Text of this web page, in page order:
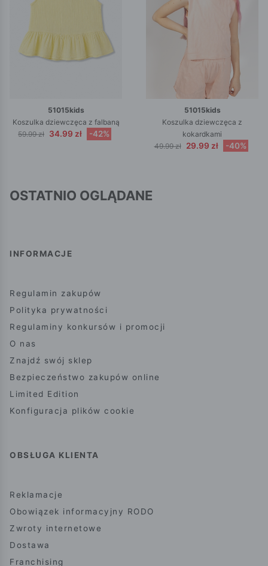
51015kids
Koszulka dziewczęca z falbaną
59.99 zł 34.99 zł -42%
51015kids
Koszulka dziewczęca z
kokardkami
49.99 zł
29.99 zł -40%
OSTATNIO OGLĄDANE
INFORMACJE
Regulamin zakupów
Polityka prywatności
Regulaminy konkursów i promocji
O nas
Znajdź swój sklep
Bezpieczeństwo zakupów online
Limited Edition
Konfiguracja plików cookie
OBSŁUGA KLIENTA
Reklamacje
Obowiązek informacyjny RODO
Zwroty internetowe
Dostawa
Franchising